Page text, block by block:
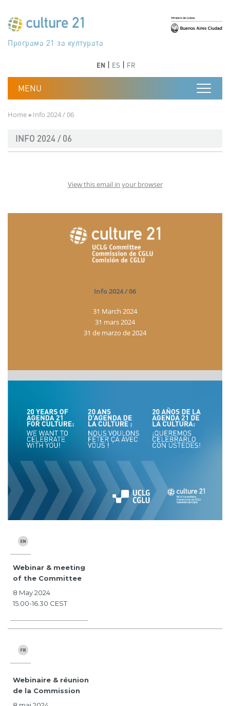
جدول أعمال القرن 21 للثقافة
Програма 21 за културата
Agenda 21 de la cultura
Agjenda 21 për kulturë
Agenda 21 van cultuur
Agenda 21 for culture
Kulturaren Agenda 21
Agenda 21 de la culture
Axenda 21 da cultura
Agenda 21 für Kultur
Agenda 21 della cultura
文化のためのアジェンダ21
دستورکار 21 برای فرهنگ
Agenda 21 dla kultury
Agenda 21 da cultura
Повестка дня 21 для культуры
Agenda 21 za kulturu
Agenda 21 de la cultura
Agenda 21 för kulturen
Kültür için Gündem 21
Порядок денний 21 для культури
EN ES FR
Breadcrumb
Home Info 2024 / 06
INFO 2024 / 06
View this email in your browser
Info 2024 / 06
31 March 2024
31 mars 2024
31 de marzo de 2024
Webinar & meeting
of the Committee
8 May 2024
15.00-16.30 CEST
Webinaire & réunion
de la Commission